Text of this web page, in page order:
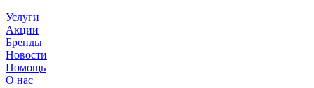
Услуги
Акции
Бренды
Новости
Помощь
О нас